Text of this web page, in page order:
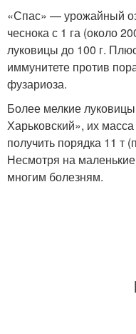
«Спас» — урожайный
чеснока с 1 га (около
луковицы до 100 г.
иммунитете против
фузариоза.
Более мелкие
Харьковский», их
получить порядка 11 т
Несмотря на
многим болезням.